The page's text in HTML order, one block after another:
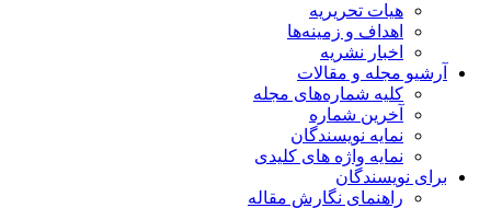
هیات تحریریه
اهداف و زمینه‌ها
اخبار نشریه
آرشیو مجله و مقالات
کلیه شماره‌های مجله
آخرین شماره
نمایه نویسندگان
نمایه واژه های کلیدی
برای نویسندگان
راهنمای نگارش مقاله